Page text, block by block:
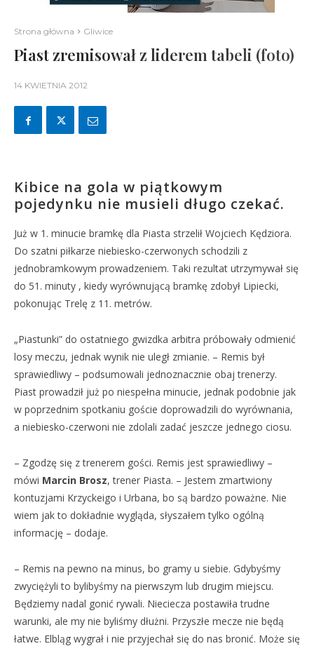
Strona główna Gliwice
Piast zremisował z liderem tabeli (foto)
14 KWIETNIA 2012
Kibice na gola w piątkowym
pojedynku nie musieli długo czekać.
Już w 1. minucie bramkę dla Piasta strzelił Wojciech Kędziora.
Do szatni piłkarze niebiesko-czerwonych schodzili z
jednobramkowym prowadzeniem. Taki rezultat utrzymywał się
do 51. minuty , kiedy wyrównującą bramkę zdobył Lipiecki,
pokonując Trelę z 11. metrów.
„Piastunki” do ostatniego gwizdka arbitra próbowały odmienić
losy meczu, jednak wynik nie uległ zmianie. – Remis był
sprawiedliwy – podsumowali jednoznacznie obaj trenerzy.
Piast prowadził już po niespełna minucie, jednak podobnie jak
w poprzednim spotkaniu goście doprowadzili do wyrównania,
a niebiesko-czerwoni nie zdolali zadać jeszcze jednego ciosu.
– Zgodzę się z trenerem gości. Remis jest sprawiedliwy –
mówi Marcin Brosz, trener Piasta. – Jestem zmartwiony
kontuzjami Krzyckeigo i Urbana, bo są bardzo poważne. Nie
wiem jak to dokładnie wygląda, słyszałem tylko ogólną
informację – dodaje.
– Remis na pewno na minus, bo gramy u siebie. Gdybyśmy
zwyciężyli to bylibyśmy na pierwszym lub drugim miejscu.
Będziemy nadal gonić rywali. Nieciecza postawiła trudne
warunki, ale my nie byliśmy dłużni. Przyszłe mecze nie będą
łatwe. Elbląg wygrał i nie przyjechał się do nas bronić. Może się